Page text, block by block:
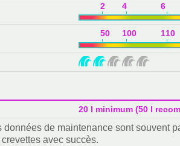
2 4 6
50 100 110
20 l minimum (50 l
données de maintenance sont souvent
avec succès.